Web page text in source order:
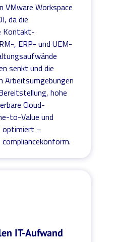
VMware Workspace
da die
Kontakt-
, ERP- und UEM-
senkt und die
Arbeitsumgebungen
hohe
Cloud-
to-Value und
optimiert –
IT-Aufwand